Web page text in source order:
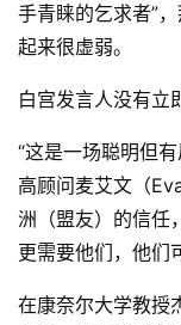
手青睐的乞求者”
起来很虚弱。
白宫发言人没有立
“这是一场聪明但
高顾问麦艾文（
洲（盟友）的信任
更需要他们，他们
在康奈尔大学教授